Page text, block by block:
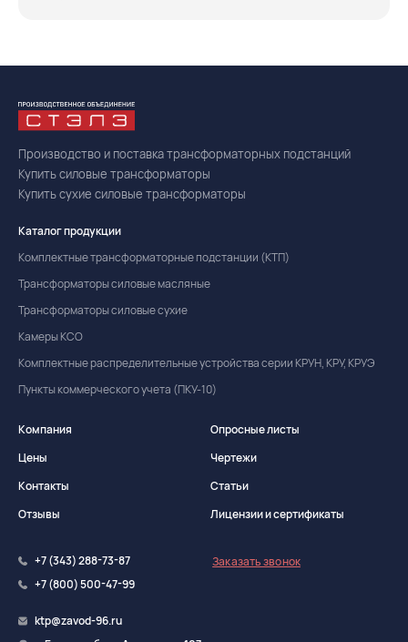
Производство и поставка трансформаторных подстанций
Купить силовые трансформаторы
Купить сухие силовые трансформаторы
Каталог продукции
Комплектные трансформаторные подстанции (КТП)
Трансформаторы силовые масляные
Трансформаторы силовые сухие
Камеры КСО
Комплектные распределительные устройства серии КРУН, КРУ, КРУЭ
Пункты коммерческого учета (ПКУ-10)
Компания
Цены
Контакты
Отзывы
Опросные листы
Чертежи
Статьи
Лицензии и сертификаты
+7 (343) 288-73-87
+7 (800) 500-47-99
Заказать звонок
ktp@zavod-96.ru